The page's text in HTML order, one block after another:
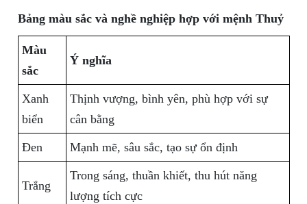
Bảng màu sắc và nghề nghiệp hợp với mệnh Thuỷ
Màu
sắc
Ý nghĩa
Xanh
biển
Thịnh vượng, bình yên, phù hợp với sự
cân bằng
Đen Mạnh mẽ, sâu sắc, tạo sự ổn định
Trắng
Trong sáng, thuần khiết, thu hút năng
lượng tích cực